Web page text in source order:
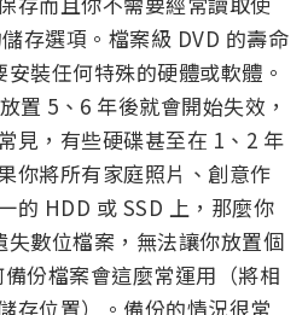
存選項。檔案級 DVD 的壽命
裝任何特殊的硬體或軟體。
置 5、6 年後就會開始失效，
見，有些硬碟甚至在 1、2 年
你將所有家庭照片、創意作
的 HDD 或 SSD 上，那麼你
數位檔案，無法讓你放置個
份檔案會這麼常運用（將相
存位置）。備份的情況很常